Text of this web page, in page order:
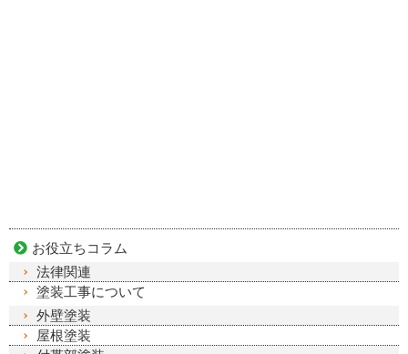
お役立ちコラム
法律関連
塗装工事について
外壁塗装
屋根塗装